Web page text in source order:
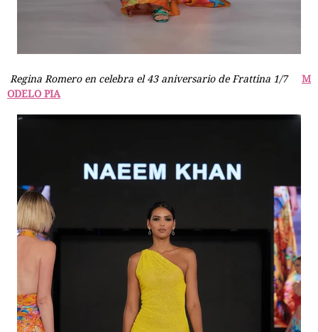
Regina Romero en celebra el 43 aniversario de Frattina 1/7
M
ODELO PIA